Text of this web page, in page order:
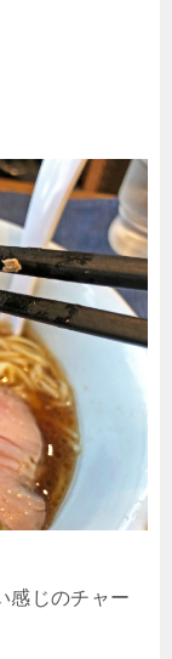
感じのチャー